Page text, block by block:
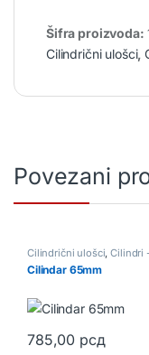
Šifra proizvoda:
Cilindrični ulošci,
Povezani
Cilindrični ulošci,Cilindri
- bravice
Cilindar 65mm
785,00 рсд